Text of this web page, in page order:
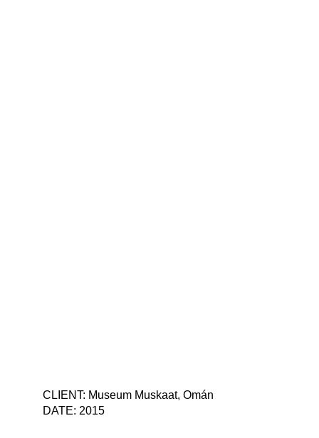
CLIENT: Museum Muskaat, Omán
DATE: 2015